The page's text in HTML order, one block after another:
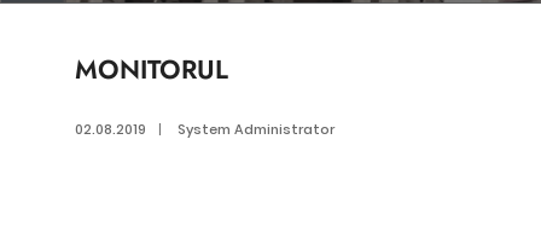
MONITORUL
02.08.2019 | System Administrator